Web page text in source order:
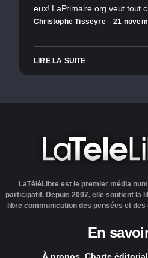
eux! LaPrimaire.org veut tout
Christophe Tisseyre 21
LIRE LA SUITE
LaTéléLibre est le premier média
participatif. Depuis 2007, elle soutient la
libre communication des pensées et
En